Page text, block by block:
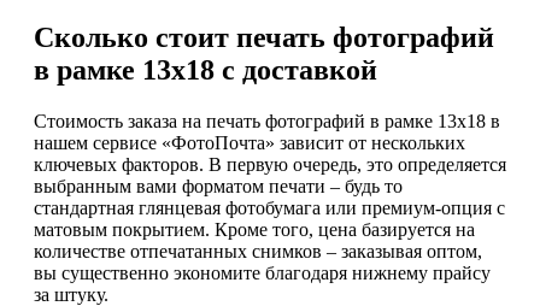
Сколько стоит печать фотографий
в рамке 13х18 с доставкой
Стоимость заказа на печать фотографий в рамке 13х18 в
нашем сервисе «ФотоПочта» зависит от нескольких
ключевых факторов. В первую очередь, это определяется
выбранным вами форматом печати – будь то
стандартная глянцевая фотобумага или премиум-опция с
матовым покрытием. Кроме того, цена базируется на
количестве отпечатанных снимков – заказывая оптом,
вы существенно экономите благодаря нижнему прайсу
за штуку.